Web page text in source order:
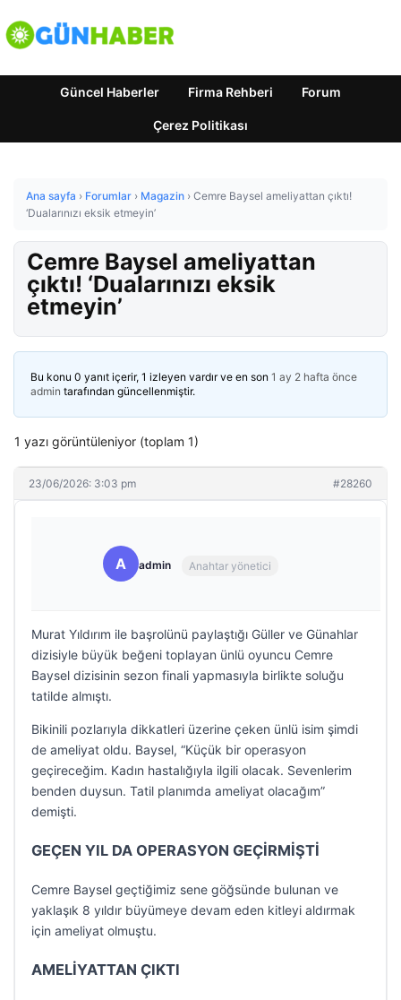
Güncel Haberler Firma Rehberi Forum
Çerez Politikası
Ana sayfa › Forumlar › Magazin › Cemre Baysel ameliyattan çıktı!
‘Dualarınızı eksik etmeyin’
Cemre Baysel ameliyattan
çıktı! ‘Dualarınızı eksik
etmeyin’
Bu konu 0 yanıt içerir, 1 izleyen vardır ve en son 1 ay 2 hafta önce
admin tarafından güncellenmiştir.
1 yazı görüntüleniyor (toplam 1)
23/06/2026: 3:03 pm #28260
A admin Anahtar yönetici
Murat Yıldırım ile başrolünü paylaştığı Güller ve Günahlar
dizisiyle büyük beğeni toplayan ünlü oyuncu Cemre
Baysel dizisinin sezon finali yapmasıyla birlikte soluğu
tatilde almıştı.
Bikinili pozlarıyla dikkatleri üzerine çeken ünlü isim şimdi
de ameliyat oldu. Baysel, “Küçük bir operasyon
geçireceğim. Kadın hastalığıyla ilgili olacak. Sevenlerim
benden duysun. Tatil planımda ameliyat olacağım”
demişti.
GEÇEN YIL DA OPERASYON GEÇİRMİŞTİ
Cemre Baysel geçtiğimiz sene göğsünde bulunan ve
yaklaşık 8 yıldır büyümeye devam eden kitleyi aldırmak
için ameliyat olmuştu.
AMELİYATTAN ÇIKTI